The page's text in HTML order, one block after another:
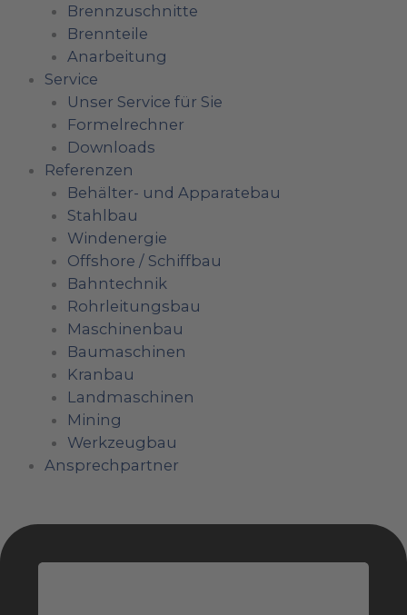
Brennzuschnitte
Brennteile
Anarbeitung
Service
Unser Service für Sie
Formelrechner
Downloads
Referenzen
Behälter- und Apparatebau
Stahlbau
Windenergie
Offshore / Schiffbau
Bahntechnik
Rohrleitungsbau
Maschinenbau
Baumaschinen
Kranbau
Landmaschinen
Mining
Werkzeugbau
Ansprechpartner